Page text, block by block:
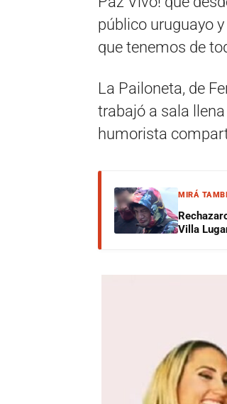
público uruguayo
que tenemos de
La Pailoneta, de
trabajó a sala
humorista
MIRÁ
Villa